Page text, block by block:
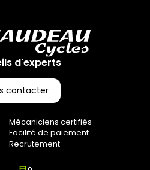
ou par e-mail à
d'experts
contacter
Mécaniciens certifiés
Facilité de paiement
Recrutement